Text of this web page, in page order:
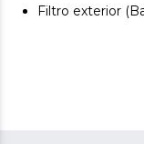
Filtro exterior